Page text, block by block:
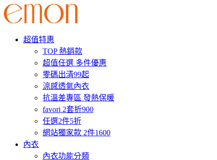
超值特惠
TOP 熱銷款
超值任選 多件優惠
零碼出清99起
涼感透氣內衣
抗溫差專區 發熱保暖
favori 2套折900
任選2件5折
網站獨家款 2件1600
內衣
內衣功能分類